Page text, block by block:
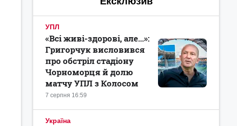
УПЛ
7 серпня 16:59
«Всі живі-здорові, але...»:
Григорчук висловився
про обстріл стадіону
Чорноморця й долю
матчу УПЛ з Колосом
Україна